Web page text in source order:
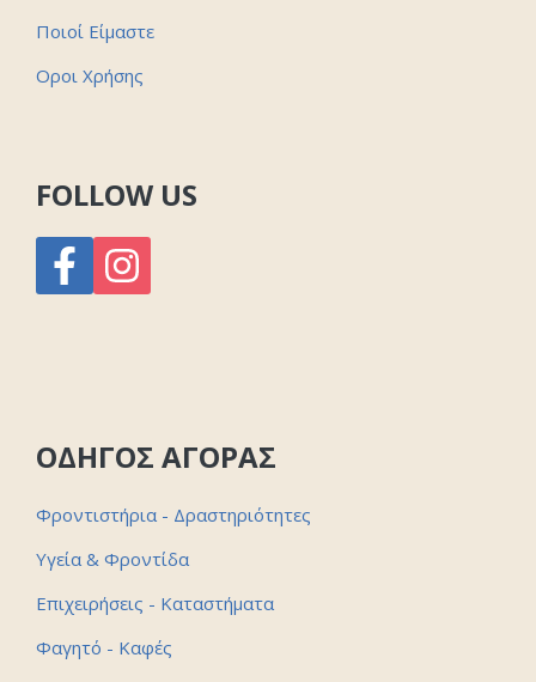
Ποιοί Είμαστε
Οροι Χρήσης
FOLLOW US
ΟΔΗΓΟΣ ΑΓΟΡΑΣ
Φροντιστήρια - Δραστηριότητες
Υγεία & Φροντίδα
Επιχειρήσεις - Καταστήματα
Φαγητό - Καφές